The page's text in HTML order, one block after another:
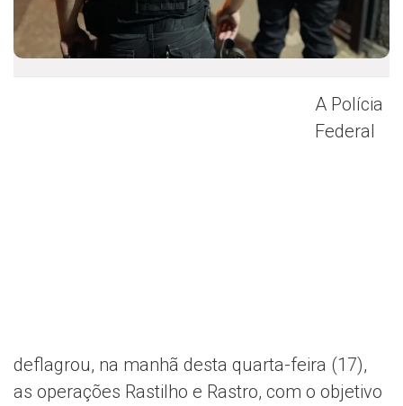
A Polícia
Federal
deflagrou, na manhã desta quarta-feira (17),
as operações Rastilho e Rastro, com o objetivo